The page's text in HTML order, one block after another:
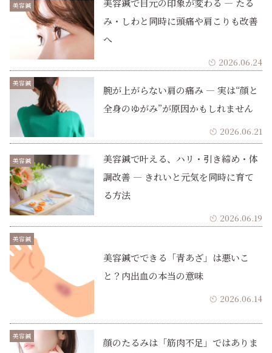
美容鍼
美容鍼で目元の印象が変わる ― たる
み・しわと同時に頭痛や肩こりも改善
へ
2026.06.24
美容鍼
腕が上がらない肩の痛み ― 実は“顔と
全身のゆがみ”が原因かもしれません
2026.06.21
美容鍼
美容鍼で叶える、ハリ・引き締め・体
調改善 ― きれいと元気を同時に育て
る方法
2026.06.19
美容鍼
美容鍼でできる「青あざ」は悪いこ
と？内出血の本当の意味
2026.06.14
美容鍼
顔のたるみは「筋肉不足」ではありま